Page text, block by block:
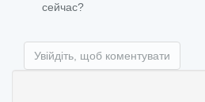
сейчас?
Увійдіть, щоб коментувати